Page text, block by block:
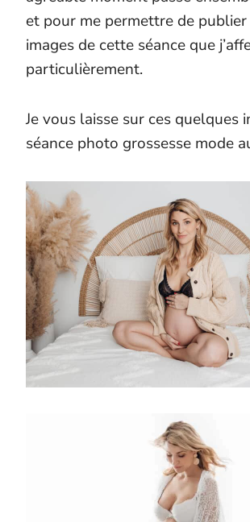
et pour me permettre de
images de cette séance que
particulièrement.
Je vous laisse sur ces quelques
séance photo grossesse mode